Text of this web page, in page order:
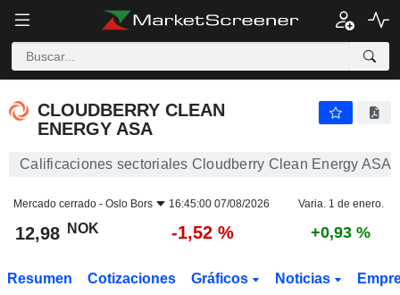
CLOUDBERRY CLEAN
ENERGY ASA
Calificaciones sectoriales Cloudberry Clean Energy ASA
Mercado cerrado - Oslo Bors 16:45:00 07/08/2026 Varia. 1 de enero.
12,98 NOK -1,52 % +0,93 %
Resumen Cotizaciones Gráficos Noticias